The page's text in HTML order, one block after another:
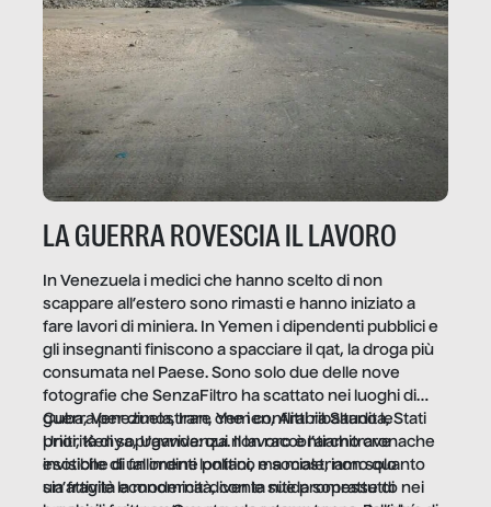
LA GUERRA ROVESCIA IL LAVORO
In Venezuela i medici che hanno scelto di non
scappare all’estero sono rimasti e hanno iniziato a
fare lavori di miniera. In Yemen i dipendenti pubblici e
gli insegnanti finiscono a spacciare il qat, la droga più
consumata nel Paese. Sono solo due delle nove
fotografie che SenzaFiltro ha scattato nei luoghi di
guerra per dimostrare che i conflitti ribaltano le
priorità di sopravvivenza. Il lavoro è l’architrave
invisibile di un ordine politico e sociale, non solo
un’attività economica: diventa nitida soprattutto nei
Cuba, Venezuela, Iran, Yemen, Arabia Saudita, Stati
Uniti, Kenya, Uganda: qui non raccontiamo cronache
esotiche di fallimenti lontani, ma mostriamo quanto
sia fragile la modernità, con le sue promesse di